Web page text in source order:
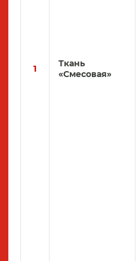
1
Ткань
«Смесовая»